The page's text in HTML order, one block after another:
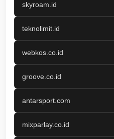
skyroam.id
teknolimit.id
webkos.co.id
groove.co.id
antarsport.com
mixparlay.co.id